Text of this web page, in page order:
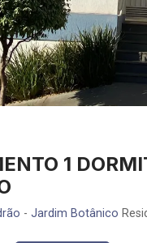
1
- Jardim Botânico